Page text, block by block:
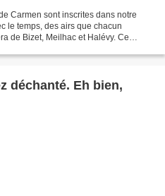
Carmen sont inscrites dans notre
le temps, des airs que chacun
de Bizet, Meilhac et Halévy. Ce
déchanté. Eh bien,